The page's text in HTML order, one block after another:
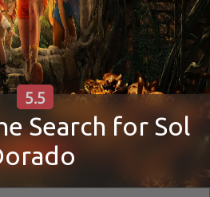
Search for Sol
5.5